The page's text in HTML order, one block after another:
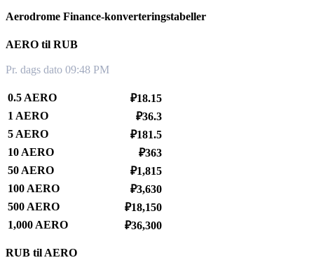
Aerodrome Finance-konverteringstabeller
AERO til RUB
Pr. dags dato 09:48 PM
0.5 AERO
₽18.15
1 AERO
₽36.3
5 AERO
₽181.5
10 AERO
₽363
50 AERO
₽1,815
100 AERO
₽3,630
500 AERO
₽18,150
1,000 AERO
₽36,300
RUB til AERO